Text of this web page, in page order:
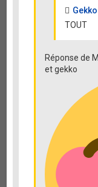
Gekko
TOUT
Réponse de
et gekko